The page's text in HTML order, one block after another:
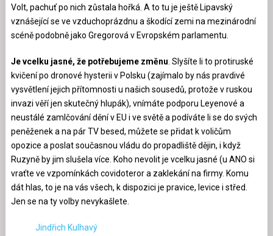
Volt, pachuť po nich zůstala hořká. A to tu je ještě Lipavský
vznášející se ve vzduchoprázdnu a škodící zemi na mezinárodní
scéně podobně jako Gregorová v Evropském parlamentu.
Je vcelku jasné, že potřebujeme změnu . Slyšíte li to protiruské
kvičení po dronové hysterii v Polsku (zajímalo by nás pravdivé
vysvětlení jejich přítomnosti u našich sousedů, protože v ruskou
invazi věří jen skutečný hlupák), vnímáte podporu Leyenové a
neustálé zamlčování dění v EU i ve světě a podíváte li se do svých
peněženek a na pár TV besed, můžete se přidat k voličům
opozice a poslat současnou vládu do propadliště dějin, i když
Ruzyně by jim slušela více. Koho nevolit je vcelku jasné (u ANO si
vraťte ve vzpomínkách covidoteror a zaklekání na firmy. Komu
dát hlas, to je na vás všech, k dispozici je pravice, levice i střed.
Jen se na ty volby nevykašlete.
Jindřich Kulhavý